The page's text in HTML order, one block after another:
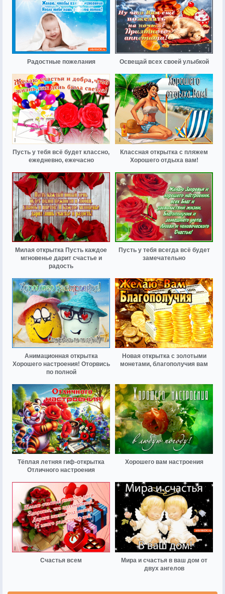
Радостные пожелания Освещай всех своей улыбкой
Пусть у тебя всё будет классно,
ежедневно, ежечасно
Классная открытка с пляжем
Хорошего отдыха вам!
Милая открытка Пусть каждое
мгновенье дарит счастье и
радость
Пусть у тебя всегда всё будет
замечательно
Анимационная открытка
Хорошего настроения! Оторвись
по полной
Новая открытка с золотыми
монетами, благополучия вам
Тёплая летняя гиф-открытка
Отличного настроения
Хорошего вам настроения
Счастья всем
Мира и счастья в ваш дом от
двух ангелов